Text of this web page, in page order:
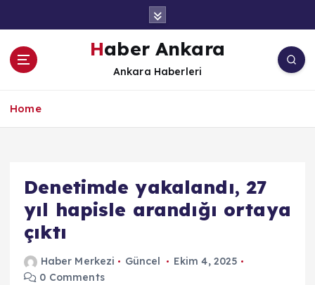
Haber Ankara
Ankara Haberleri
Home
Denetimde yakalandı, 27
yıl hapisle arandığı ortaya
çıktı
Haber Merkezi Güncel
Ekim 4, 2025
0 Comments